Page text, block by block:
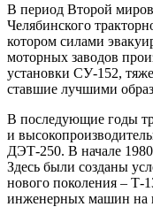
В период Второй
Челябинского
котором силами
моторных заводов
установки СУ-152,
ставшие лучшими
В последующие годы
и
ДЭТ-250. В начале
Здесь были созданы
нового поколения – Т-
инженерных машин на